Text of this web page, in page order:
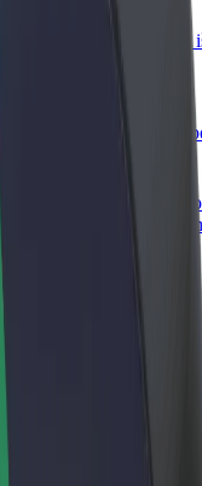
ir gaukite savaitinius
klientų ir padidinkite
automobilių nuomos
savo automobilius
pritaikomi